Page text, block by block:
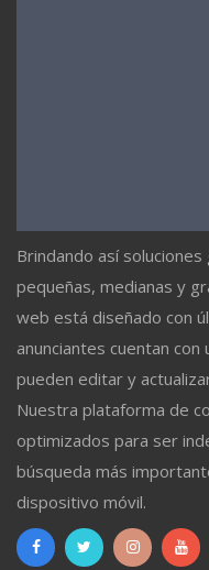
Brindando así
pequeñas, medianas y
web está diseñado con
anunciantes cuentan
pueden editar y
Nuestra plataforma de
optimizados para ser
búsqueda más
dispositivo móvil.